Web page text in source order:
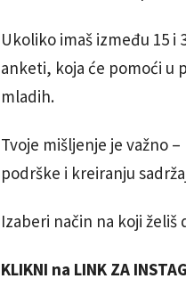
Ukoliko imaš između 15 i
anketi, koja će pomoći u
mladih.
Tvoje mišljenje je važno
podrške i kreiranju
Izaberi način na koji želiš
KLIKNI na LINK ZA